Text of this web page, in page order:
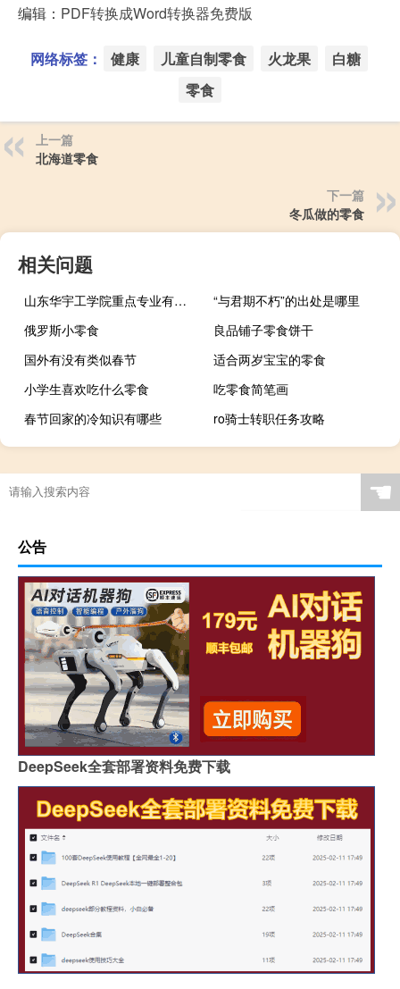
编辑： PDF转换成Word转换器免费版
网络标签： 健康 儿童自制零食 火龙果
白糖
零食
上一篇
北海道零食
下一篇
冬瓜做的零食
相关问题
山东华宇工学院重点专业有哪些
“与君期不朽”的出处是哪里
俄罗斯小零食
良品铺子零食饼干
国外有没有类似春节
适合两岁宝宝的零食
小学生喜欢吃什么零食
吃零食简笔画
春节回家的冷知识有哪些
ro骑士转职任务攻略
☚
公告
DeepSeek全套部署资料免费下载